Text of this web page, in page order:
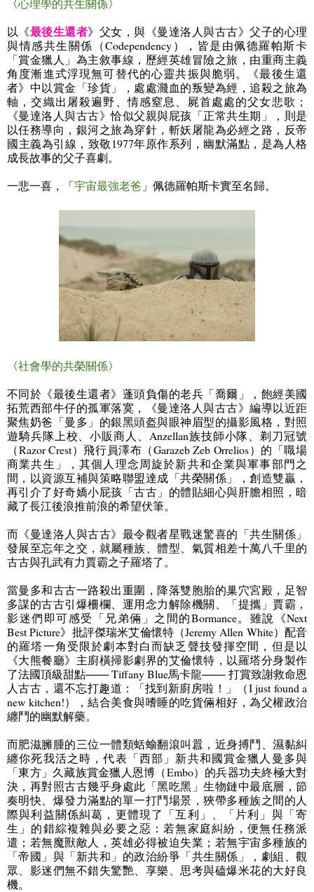
〈心理學的共生關係〉
以《最後生還者》父女，與《曼達洛人與古古》父子的心理
與情感共生關係（Codependency），皆是由佩德羅帕斯卡
「賞金獵人」為主敘事線，歷經英雄冒險之旅，由重商主義
角度漸進式浮現無可替代的心靈共振與脆弱。《最後生還
者》中以賞金「珍貨」，處處濺血的叛變為經，追殺之旅為
軸，交織出屠殺遍野、情感窒息、屍首處處的父女悲歌；
《曼達洛人與古古》恰似父親與屁孩「正常共生期」，則是
以任務導向，銀河之旅為穿針，斬妖屠龍為必經之路，反帝
國主義為引線，致敬1977年原作系列，幽默滿點，是為人格
成長故事的父子喜劇。
一悲一喜，「宇宙最強老爸 」佩德羅帕斯卡實至名歸。
〈社會學的共榮關係〉
不同於《最後生還者》蓬頭負傷的老兵「喬爾」，飽經美國
拓荒西部牛仔的孤軍落寞，《曼達洛人與古古》編導以近距
聚焦奶爸「曼多」的銀黑頭盔與眼神眉型的攝影風格，對照
遊騎兵隊上校、小販商人、 Anzellan族技師小隊、剃刀冠號
（Razor Crest）飛行員澤布（Garazeb Zeb Orrelios）的「職場
商業共生」，其個人理念周旋於新共和企業與軍事部門之
間，以資源互補與策略聯盟達成「共榮關係」，創造雙贏，
再引介了好奇嬌小屁孩「古古」的體貼細心與肝膽相照，暗
藏了長江後浪推前浪的希望伏筆。
而《曼達洛人與古古》最令觀者星戰迷驚喜的「共生關係」
發展至忘年之交，就屬種族、體型、氣質相差十萬八千里的
古古與孔武有力賈霸之子羅塔了。
當曼多和古古一路殺出重圍，降落雙胞胎的巢穴宮殿，足智
多謀的古古引爆柵欄、運用念力解除機關、「提攜」賈霸，
影迷們即可感受「兄弟倆」之間的Bormance。雖說《Next
Best Picture》批評傑瑞米艾倫懷特（Jeremy Allen White）配音
的羅塔一角受限於劇本對白而缺乏聲技發揮空間，但是以
《大熊餐廳》主廚橫掃影劇界的艾倫懷特，以羅塔分身製作
了法國頂級甜點─── Tiffany Blue馬卡龍───打賞致謝救命恩
人古古，還不忘打趣道：「找到新廚房啦！」（I just found a
new kitchen!），結合美食與嗜睡的吃貨倆相好，為父權政治
纏鬥的幽默解藥。
而肥滋臃腫的三位一體類蛞蝓翻滾叫囂，近身搏鬥、濕黏糾
纏你死我活之時，代表「西部」新共和國賞金獵人曼多與
「東方」久藏族賞金獵人恩博（Embo）的兵器功夫終極大對
決，再對照古古幾乎身處此「黑吃黑」生物鏈中最底層，節
奏明快、爆發力滿點的單一打鬥場景，狹帶多種族之間的人
際與利益關係糾葛，更體現了「互利」、「片利」與「寄
生」的錯綜複雜與必要之惡：若無家庭糾紛，便無任務派
遣；若無魔獸敵人，英雄必得被迫失業；若無宇宙多種族的
「帝國」與「新共和」的政治紛爭「共生關係」，劇組、觀
眾、影迷們無不錯失驚艷、享樂、思考與磕爆米花的大好良
機。